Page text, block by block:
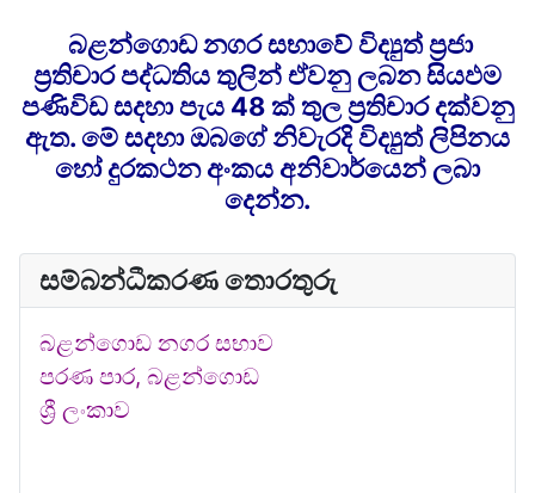
සම්බන්ධීකරණ තොරතුරු
බළන්ගොඩ නගර සභාව
පරණ පාර, බළන්ගොඩ
ශ්‍රී ලංකාව
බළන්ගොඩ නගර සභාවේ විද්‍යුත් ප්‍රජා
ප්‍රතිචාර පද්ධතිය තුලින් ඒවනු ලබන සියඵම
පණිවිඩ සදහා පැය 48 ක් තුල ප්‍රතිචාර දක්වනු
ඇත. මේ සදහා ඔබගේ නිවැරදි විද්‍යුත් ලිපිනය
හෝ දුරකථන අංකය අනිවාර්යෙන් ලබා
දෙන්න.